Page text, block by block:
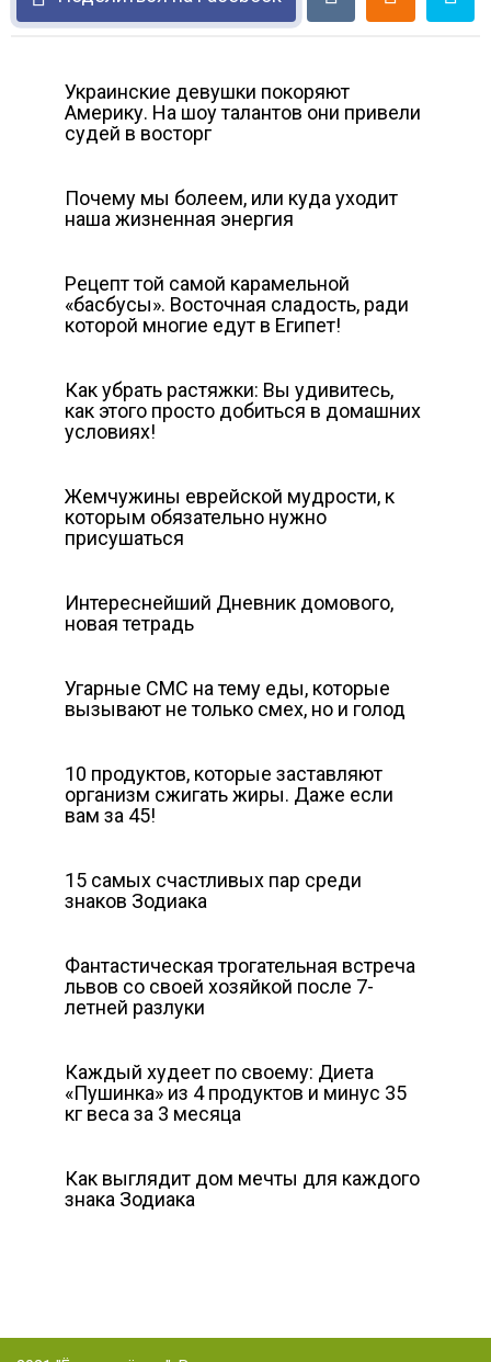
Украинские девушки покоряют
Америку. На шоу талантов они привели
судей в восторг
Почему мы болеем, или куда уходит
наша жизненная энергия
Рецепт той самой карамельной
«басбусы». Восточная сладость, ради
которой многие едут в Египет!
Как убрать растяжки: Вы удивитесь,
как этого просто добиться в домашних
условиях!
Жемчужины еврейской мудрости, к
которым обязательно нужно
присушаться
Интереснейший Дневник домового,
новая тетрадь
Угарные СМС на тему еды, которые
вызывают не только смех, но и голод
10 продуктов, которые заставляют
организм сжигать жиры. Даже если
вам за 45!
15 самых счастливых пар среди
знаков Зодиака
Фантастическая трогательная встреча
львов со своей хозяйкой после 7-
летней разлуки
Каждый худеет по своему: Диета
«Пушинка» из 4 продуктов и минус 35
кг веса за 3 месяца
Как выглядит дом мечты для каждого
знака Зодиака